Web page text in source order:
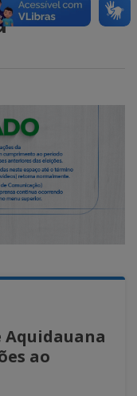
Aquidauana
ao